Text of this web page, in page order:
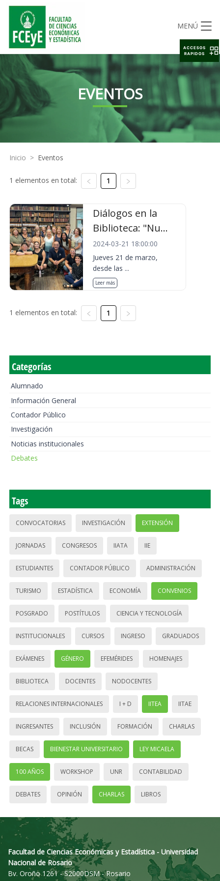
MENÚ
EVENTOS
Inicio > Eventos
1 elementos en total: 1
Diálogos en la
Biblioteca: "Nu...
2024-03-21 18:00:00
Jueves 21 de marzo,
desde las ...
Leer más
1 elementos en total: 1
Categorías
Alumnado
Información General
Contador Público
Investigación
Noticias institucionales
Debates
Tags
CONVOCATORIAS INVESTIGACIÓN EXTENSIÓN
JORNADAS CONGRESOS IIATA IIE
ESTUDIANTES CONTADOR PÚBLICO ADMINISTRACIÓN
TURISMO ESTADÍSTICA ECONOMÍA CONVENIOS
POSGRADO POSTÍTULOS CIENCIA Y TECNOLOGÍA
INSTITUCIONALES CURSOS INGRESO GRADUADOS
EXÁMENES GÉNERO EFEMÉRIDES HOMENAJES
BIBLIOTECA DOCENTES NODOCENTES
RELACIONES INTERNACIONALES I + D IITEA IITAE
INGRESANTES INCLUSIÓN FORMACIÓN CHARLAS
BECAS BIENESTAR UNIVERSITARIO LEY MICAELA
100 AÑOS WORKSHOP UNR CONTABILIDAD
DEBATES OPINIÓN CHARLAS LIBROS
Facultad de Ciencias Económicas y Estadística - Universidad
Nacional de Rosario
Bv. Oroño 1261 - S2000DSM - Rosario
ACCESOS
RAPIDOS